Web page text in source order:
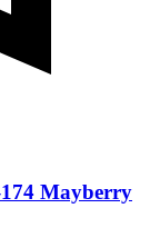
Mayberry